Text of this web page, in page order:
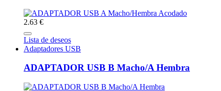
2.63 €
Lista de deseos
Adaptadores USB
ADAPTADOR USB B Macho/A Hembra